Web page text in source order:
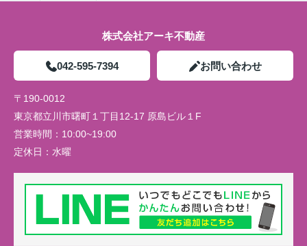
株式会社アーキ不動産
042-595-7394 お問い合わせ
〒190-0012
東京都立川市曙町１丁目12-17 原島ビル１F
営業時間： 10:00~19:00
定休日： 水曜